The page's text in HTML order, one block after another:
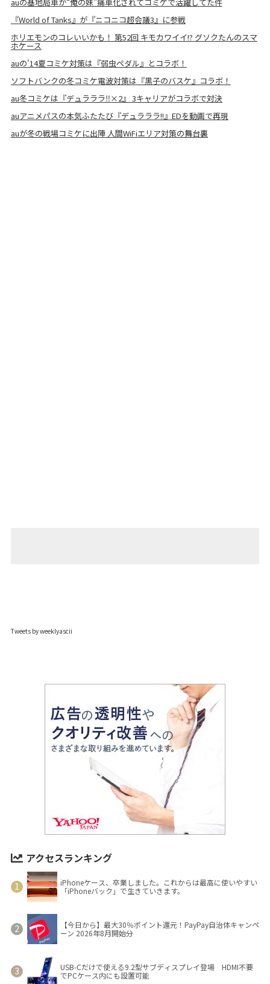
『World of Tanks』が『ニコニコ超会議3』に参戦
ホリエモンのコレいいかも！ 第52回 キモカワイイ!? グソクたんのスマ
ホケース
auの'14夏コミケ対策は『弱虫ペダル』とコラボ！
ソフトバンクの冬コミケ電波対策は『黒子のバスケ』コラボ！
au冬コミケは『デュラララ‼︎×2』 3キャリアがコラボで対決
auアニメパスの本気ふたたび『デュラララ!!』EDを動画で再現
auが冬の戦場コミケに出陣 人間WiFiエリア対策の舞台裏
Tweets by weeklyascii
アクセスランキング
iPhoneケース、卒業しました。これからは最高に使いやすい
「iPhoneバック」で生きていきます。
【今日から】最大30％ポイント還元！PayPay自治体キャンペ
ーン 2026年8月開始分
USB-Cだけで使える9.2型サブディスプレイ登場 HDMI不要
でPCケース内にも設置可能